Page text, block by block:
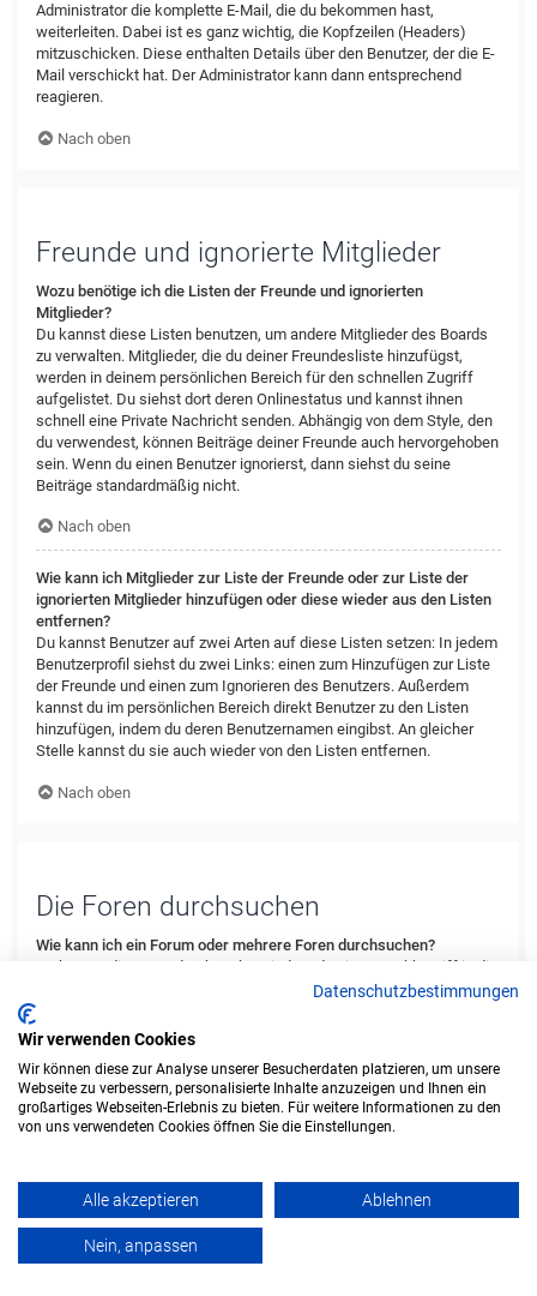
Administrator die komplette E-Mail, die du bekommen hast,
weiterleiten. Dabei ist es ganz wichtig, die Kopfzeilen (Headers)
mitzuschicken. Diese enthalten Details über den Benutzer, der die E-
Mail verschickt hat. Der Administrator kann dann entsprechend
reagieren.
Nach oben
Freunde und ignorierte Mitglieder
Wozu benötige ich die Listen der Freunde und ignorierten
Mitglieder?
Du kannst diese Listen benutzen, um andere Mitglieder des Boards
zu verwalten. Mitglieder, die du deiner Freundesliste hinzufügst,
werden in deinem persönlichen Bereich für den schnellen Zugriff
aufgelistet. Du siehst dort deren Onlinestatus und kannst ihnen
schnell eine Private Nachricht senden. Abhängig von dem Style, den
du verwendest, können Beiträge deiner Freunde auch hervorgehoben
sein. Wenn du einen Benutzer ignorierst, dann siehst du seine
Beiträge standardmäßig nicht.
Nach oben
Wie kann ich Mitglieder zur Liste der Freunde oder zur Liste der
ignorierten Mitglieder hinzufügen oder diese wieder aus den Listen
entfernen?
Du kannst Benutzer auf zwei Arten auf diese Listen setzen: In jedem
Benutzerprofil siehst du zwei Links: einen zum Hinzufügen zur Liste
der Freunde und einen zum Ignorieren des Benutzers. Außerdem
kannst du im persönlichen Bereich direkt Benutzer zu den Listen
hinzufügen, indem du deren Benutzernamen eingibst. An gleicher
Stelle kannst du sie auch wieder von den Listen entfernen.
Nach oben
Die Foren durchsuchen
Wie kann ich ein Forum oder mehrere Foren durchsuchen?
Du kannst die Foren durchsuchen, indem du einen Suchbegriff in die
Suchbox eingibst, die du in der Foren-Übersicht, der Foren- oder
indem du den „Erweiterte Suche“-Link anklickst, der von jeder Seite
Nach oben
zu viele gängige Wörter, welche von phpBB nicht indiziert werden.
Stelle eine spezifischere Anfrage und benutze die Optionen, die dir
die erweiterte Suche bietet. Außerdem ist es natürlich auch möglich,
dass dein(e) Suchbegriff(e) hier nirgends im Forum verwendet
Datenschutzbestimmungen
Wir verwenden Cookies
Wir können diese zur Analyse unserer Besucherdaten platzieren, um unsere
Webseite zu verbessern, personalisierte Inhalte anzuzeigen und Ihnen ein
großartiges Webseiten-Erlebnis zu bieten. Für weitere Informationen zu den
von uns verwendeten Cookies öffnen Sie die Einstellungen.
Alle akzeptieren Ablehnen
Nein, anpassen